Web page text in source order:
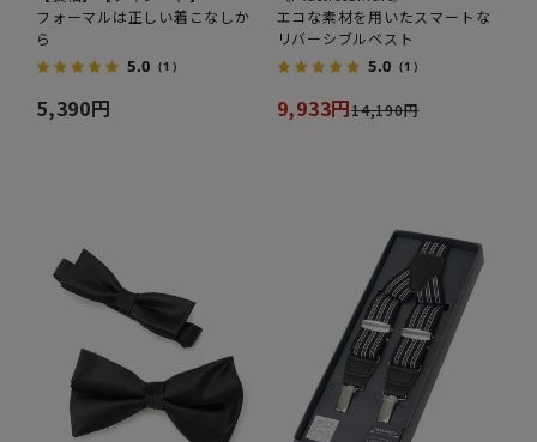
フォーマルは正しい着こなしか
ら
5.0 （1）
5,390円
エコな素材を用いたスマートな
リバーシブルベスト
5.0 （1）
9,933円14,190円